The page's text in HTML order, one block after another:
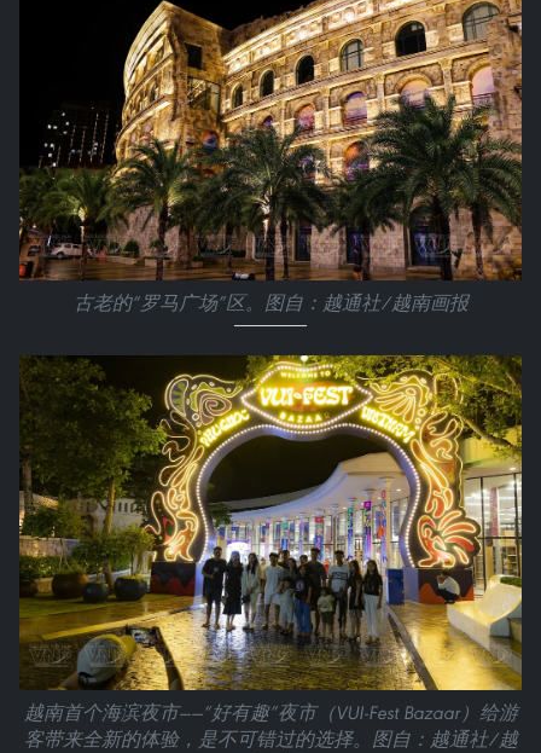
古老的“罗马广场”区。图自：越通社/越南画报
越南首个海滨夜市——“好有趣”夜市（VUI-Fest Bazaar）给游
客带来全新的体验，是不可错过的选择。图自：越通社/越